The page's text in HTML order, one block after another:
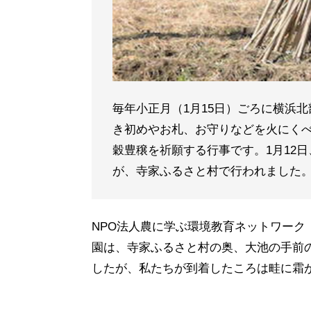
毎年小正月（1月15日）ごろに横浜
き初めやお札、お守りなどを火にく
穀豊穣を祈願する行事です。1月12
が、寺家ふるさと村で行われました
NPO法人農に学ぶ環境教育ネットワー
園は、寺家ふるさと村の奥、大池の手
したが、私たちが到着したころは畦に